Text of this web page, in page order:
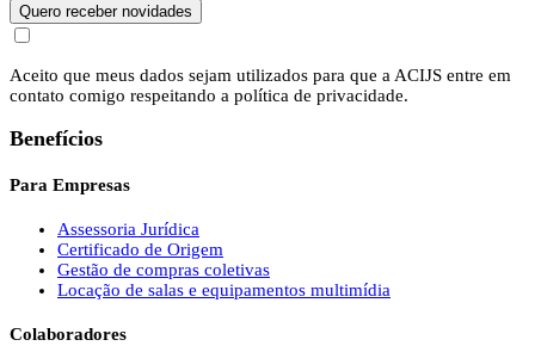
Quero receber novidades
Aceito que meus dados sejam utilizados para que a ACIJS entre em
contato comigo respeitando a política de privacidade.
Benefícios
Para Empresas
Assessoria Jurídica
Certificado de Origem
Gestão de compras coletivas
Locação de salas e equipamentos multimídia
Colaboradores